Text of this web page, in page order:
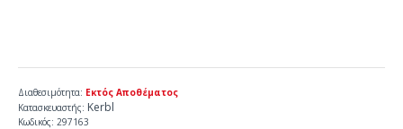
Διαθεσιμότητα: Εκτός Αποθέματος
Κατασκευαστής: Kerbl
Κωδικός: 297163